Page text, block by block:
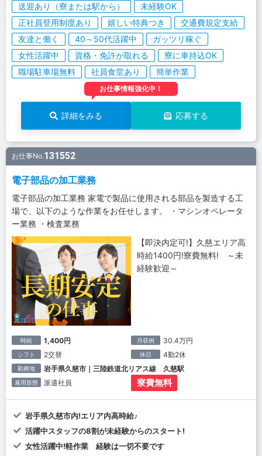
送迎あり（寮または駅から）
未経験OK
正社員登用制度あり
嬉しい特典つき
交通費規定支給
友達と働く
40～50代活躍中
ガッツリ稼ぐ
女性活躍中
資格・免許が取れる
寮に車持込OK
職場駐車場無料
社員食堂あり 簡単作業
お仕事情報強化中！
詳細をみる 応募する
お仕事No.131552
電子部品の加工業務
電子部品の加工業務 家電で製品に使用される部品を製造する工
場で、以下のような作業をお任せします。 ・マシンオペレータ
ー業務 ・検査業務
【即決内定可!】久慈エリア高
時給1400円!寮費無料! ～未
経験歓迎～
時給 1,400円 月収例 30.4万円
シフト 2交替 休日 4勤2休
勤務地 岩手県久慈市｜三陸鉄道北リアス線 久慈駅
雇用形態 派遣社員 寮費無料
岩手県久慈市内!エリア内高時給♪
活躍中スタッフの8割が未経験からのスタート!
女性活躍中!軽作業 経験は一切不要です